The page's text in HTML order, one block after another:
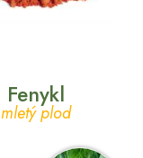
Fenykl
mletý plod